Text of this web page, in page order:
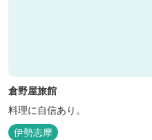
倉野屋旅館
料理に自信あり。
伊勢志摩